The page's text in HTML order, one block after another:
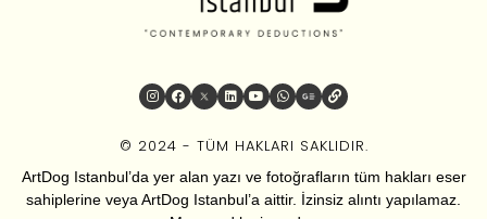
© 2024 - TÜM HAKLARI SAKLIDIR.
ArtDog Istanbul’da yer alan yazı ve fotoğrafların tüm hakları eser
sahiplerine veya ArtDog Istanbul’a aittir. İzinsiz alıntı yapılamaz.